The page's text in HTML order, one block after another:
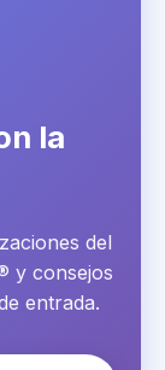
la
del
y consejos
entrada.